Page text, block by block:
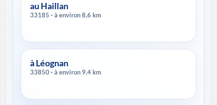
au Haillan
33185 · à environ 8,6 km
à Léognan
33850 · à environ 9,4 km